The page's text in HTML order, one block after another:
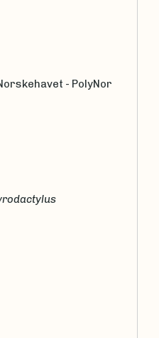
- PolyNor